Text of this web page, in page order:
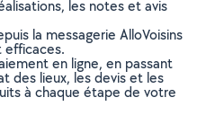
les notes et avis
la messagerie AlloVoisins
efficaces.
en ligne, en passant
des lieux, les devis et les
à chaque étape de votre